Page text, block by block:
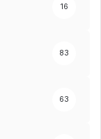
16
83
63